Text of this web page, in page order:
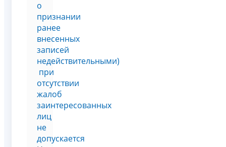
о
признании
ранее
внесенных
записей
недействительными)
при
отсутствии
жалоб
заинтересованных
лиц
не
допускается